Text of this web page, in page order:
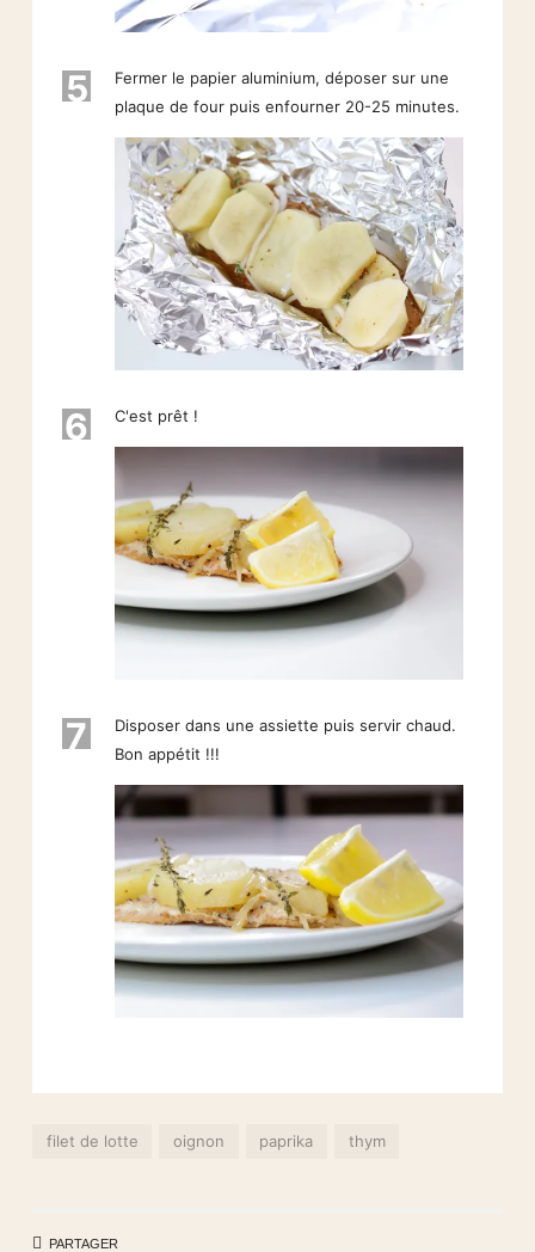
5
Fermer le papier aluminium, déposer sur une
plaque de four puis enfourner 20-25 minutes.
6 C'est prêt !
7
Disposer dans une assiette puis servir chaud.
Bon appétit !!!
filet de lotte oignon paprika thym
PARTAGER